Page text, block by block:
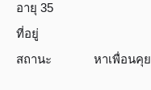
อายุ 35
ที่อยู่
สถานะ
หาเพื่อนคุย